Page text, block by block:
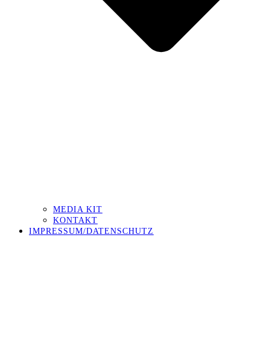
MEDIA KIT
KONTAKT
IMPRESSUM/DATENSCHUTZ